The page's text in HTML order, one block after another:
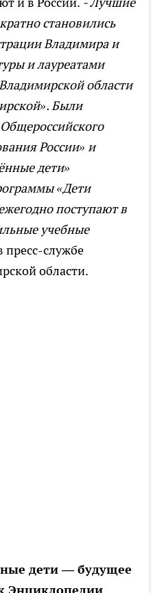
становились
Владимира и
и лауреатами
области
Были
России» и
дети»
«Дети
поступают в
учебные
пресс-службе
области.
дети — будущее
Энциклопедии